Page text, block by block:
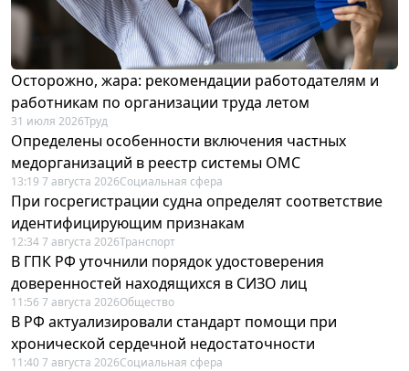
Осторожно, жара: рекомендации работодателям и
работникам по организации труда летом
31 июля 2026Труд
Определены особенности включения частных
медорганизаций в реестр системы ОМС
13:19 7 августа 2026Социальная сфера
При госрегистрации судна определят соответствие
идентифицирующим признакам
12:34 7 августа 2026Транспорт
В ГПК РФ уточнили порядок удостоверения
доверенностей находящихся в СИЗО лиц
11:56 7 августа 2026Общество
В РФ актуализировали стандарт помощи при
хронической сердечной недостаточности
11:40 7 августа 2026Социальная сфера